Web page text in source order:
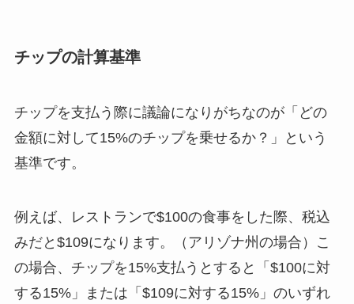
チップの計算基準
チップを支払う際に議論になりがちなのが「どの
金額に対して15%のチップを乗せるか？」という
基準です。
例えば、レストランで$100の食事をした際、税込
みだと$109になります。（アリゾナ州の場合）こ
の場合、チップを15%支払うとすると「$100に対
する15%」または「$109に対する15%」のいずれ